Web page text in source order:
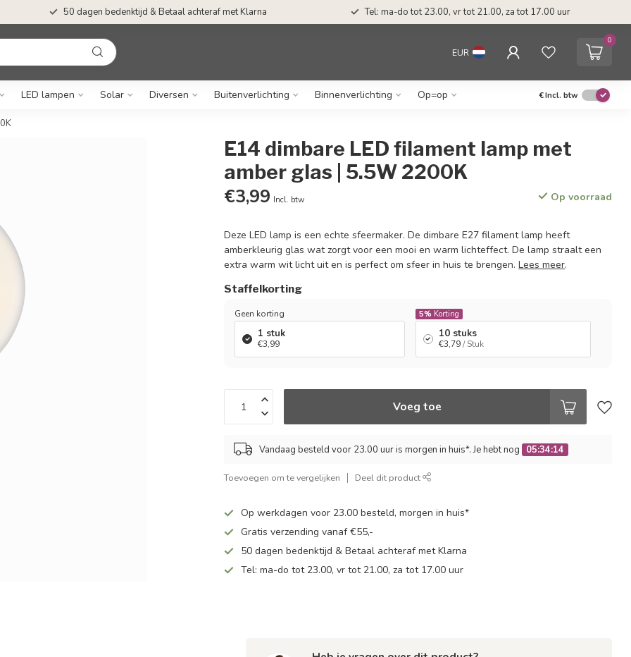
50 dagen bedenktijd & Betaal achteraf met Klarna Tel: ma-do tot 23.00, vr tot 21.00, za tot 17.00 uur
EUR
0
LED lampen Solar Diversen Buitenverlichting Binnenverlichting Op=op €Incl. btw
E14 dimbare LED filament lamp met
amber glas | 5.5W 2200K
€3,99 Incl. btw Op voorraad
Deze LED lamp is een echte sfeermaker. De dimbare E27 filament lamp heeft
amberkleurig glas wat zorgt voor een mooi en warm lichteffect. De lamp straalt een
extra warm wit licht uit en is perfect om sfeer in huis te brengen.Lees meer.
Staffelkorting
Geen korting
1 stuk
€3,99
5% Korting
10 stuks
€3,79 / Stuk
Voeg toe
Vandaag besteld voor 23.00 uur is morgen in huis*. Je hebt nog 05:34:13
Toevoegen om te vergelijken Deel dit product
Op werkdagen voor 23.00 besteld, morgen in huis*
Gratis verzending vanaf €55,-
50 dagen bedenktijd & Betaal achteraf met Klarna
Tel: ma-do tot 23.00, vr tot 21.00, za tot 17.00 uur